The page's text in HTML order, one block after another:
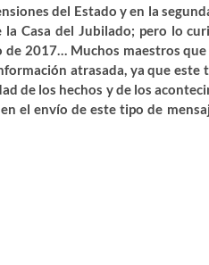
del Estado y en la
Casa del Jubilado; pero lo
2017… Muchos maestros
atrasada, ya que este
de los hechos y de los
el envío de este tipo de